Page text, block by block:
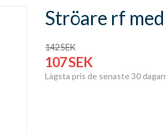
Ströare rf
142 SEK
107 SEK
Lägsta pris de senaste 30